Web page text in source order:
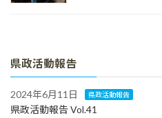
県政活動報告
2024年6月11日 県政活動報告
県政活動報告 Vol.41